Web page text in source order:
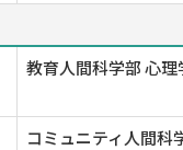
教育人間科学部 心理
コミュニティ人間科